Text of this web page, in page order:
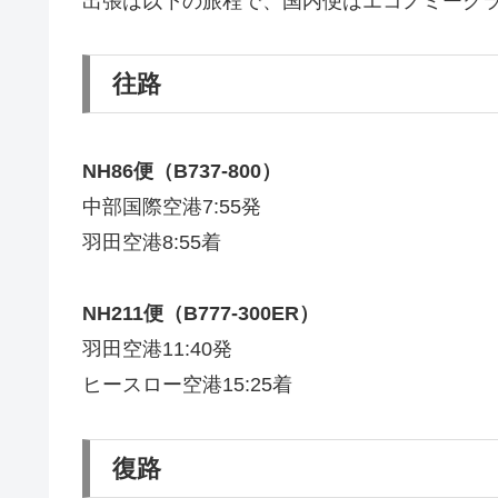
往路
NH86便（B737-800）
中部国際空港7:55発
羽田空港8:55着
NH211便（B777-300ER）
羽田空港11:40発
ヒースロー空港15:25着
復路